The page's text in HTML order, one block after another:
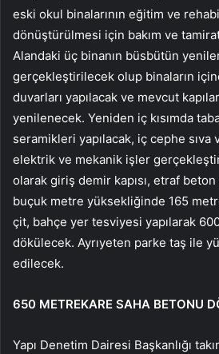
eski okul binalarının eğitim ve
dönüştürülmesi için bakım ve
Alandaki üç binanın büsbütün
gerçekleştirilecek olup binaların
duvarları yapılacak ve mevcut
yenilenecek. Yeniden iç kısımda
seramikleri yapılacak, iç cephe sıva
elektrik ve mekanik işler
olarak giriş demir kapısı, etraf
buçuk metre yüksekliğinde 165
çit, bahçe yer tesviyesi yapılarak
dökülecek. Ayrıyeten parke taş ile
edilecek.
650 METREKARE SAHA BETONU
Yapı Denetim Dairesi Başkanlığı